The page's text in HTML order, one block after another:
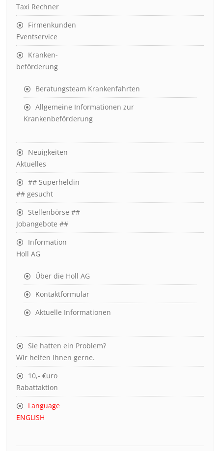
Taxi Rechner
Firmenkunden
Eventservice
Kranken-
beförderung
Beratungsteam Krankenfahrten
Allgemeine Informationen zur
Krankenbeförderung
Neuigkeiten
Aktuelles
## Superheldin
## gesucht
Stellenbörse ##
Jobangebote ##
Information
Holl AG
Über die Holl AG
Kontaktformular
Aktuelle Informationen
Sie hatten ein Problem?
Wir helfen Ihnen gerne.
10,- €uro
Rabattaktion
Language
ENGLISH